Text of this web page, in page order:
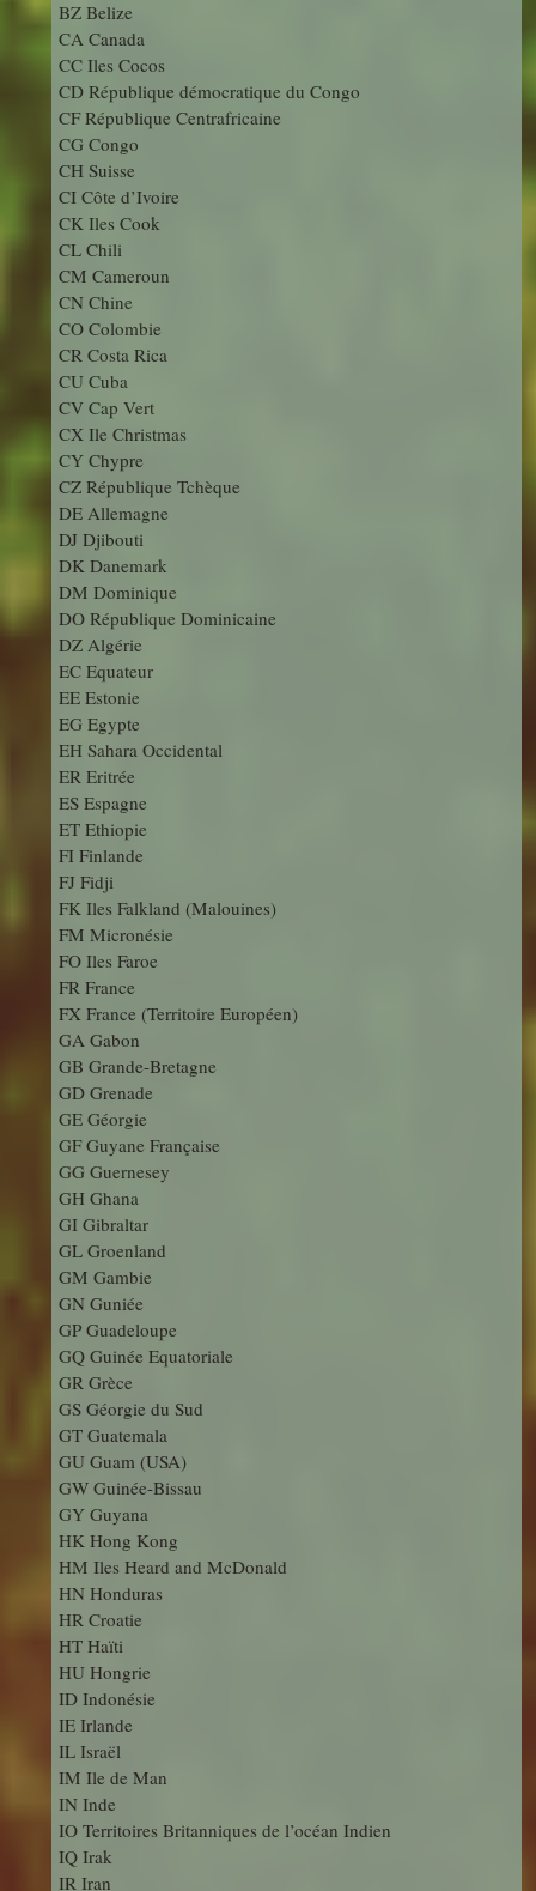
BZ Belize
CA Canada
CC Iles Cocos
CD République démocratique du Congo
CF République Centrafricaine
CG Congo
CH Suisse
CI Côte d’Ivoire
CK Iles Cook
CL Chili
CM Cameroun
CN Chine
CO Colombie
CR Costa Rica
CU Cuba
CV Cap Vert
CX Ile Christmas
CY Chypre
CZ République Tchèque
DE Allemagne
DJ Djibouti
DK Danemark
DM Dominique
DO République Dominicaine
DZ Algérie
EC Equateur
EE Estonie
EG Egypte
EH Sahara Occidental
ER Eritrée
ES Espagne
ET Ethiopie
FI Finlande
FJ Fidji
FK Iles Falkland (Malouines)
FM Micronésie
FO Iles Faroe
FR France
FX France (Territoire Européen)
GA Gabon
GB Grande-Bretagne
GD Grenade
GE Géorgie
GF Guyane Française
GG Guernesey
GH Ghana
GI Gibraltar
GL Groenland
GM Gambie
GN Guniée
GP Guadeloupe
GQ Guinée Equatoriale
GR Grèce
GS Géorgie du Sud
GT Guatemala
GU Guam (USA)
GW Guinée-Bissau
GY Guyana
HK Hong Kong
HM Iles Heard and McDonald
HN Honduras
HR Croatie
HT Haïti
HU Hongrie
ID Indonésie
IE Irlande
IL Israël
IM Ile de Man
IN Inde
IO Territoires Britanniques de l’océan Indien
IQ Irak
IR Iran